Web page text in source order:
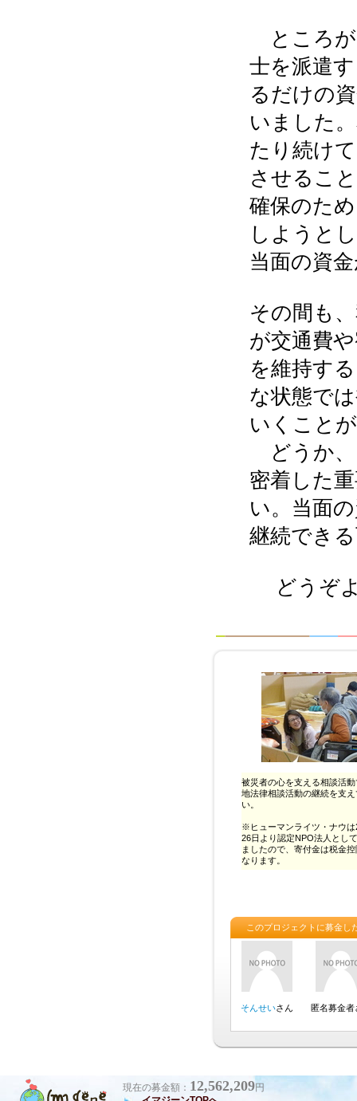
ところが
士を派遣
るだけの
いました
たり続け
させるこ
確保のた
しようと
当面の資
その間も
が交通費
を維持す
な状態で
いくこと
どうか、
密着した
い。当面
継続でき
どうぞよ
現在の募金額： 12,562,209円